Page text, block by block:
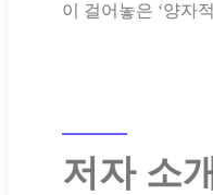
저자 소개